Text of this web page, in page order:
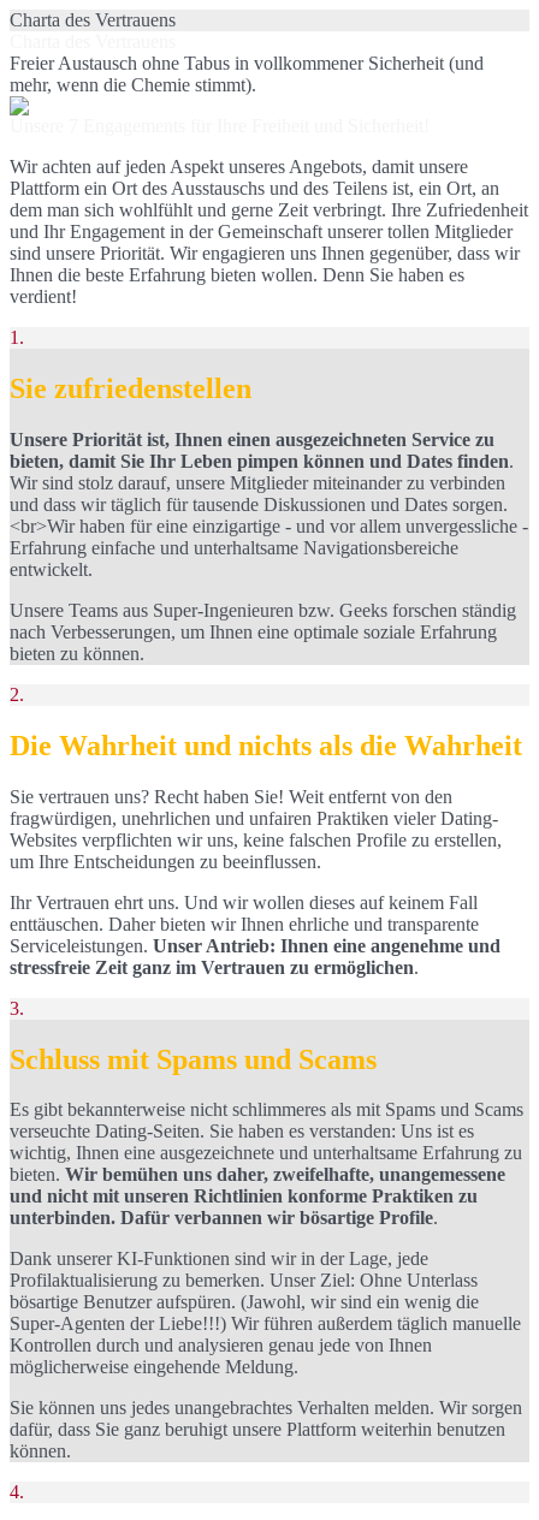
Charta des Vertrauens
Freier Austausch ohne Tabus in vollkommener Sicherheit (und
mehr, wenn die Chemie stimmt).
Wir achten auf jeden Aspekt unseres Angebots, damit unsere
Plattform ein Ort des Ausstauschs und des Teilens ist, ein Ort, an
dem man sich wohlfühlt und gerne Zeit verbringt. Ihre Zufriedenheit
und Ihr Engagement in der Gemeinschaft unserer tollen Mitglieder
sind unsere Priorität. Wir engagieren uns Ihnen gegenüber, dass wir
Ihnen die beste Erfahrung bieten wollen. Denn Sie haben es
verdient!
1.
Sie zufriedenstellen
Unsere Priorität ist, Ihnen einen ausgezeichneten Service zu
bieten, damit Sie Ihr Leben pimpen können und Dates finden.
Wir sind stolz darauf, unsere Mitglieder miteinander zu verbinden
und dass wir täglich für tausende Diskussionen und Dates sorgen.
<br>Wir haben für eine einzigartige - und vor allem unvergessliche -
Erfahrung einfache und unterhaltsame Navigationsbereiche
entwickelt.
Unsere Teams aus Super-Ingenieuren bzw. Geeks forschen ständig
nach Verbesserungen, um Ihnen eine optimale soziale Erfahrung
bieten zu können.
2.
Die Wahrheit und nichts als die Wahrheit
Sie vertrauen uns? Recht haben Sie! Weit entfernt von den
fragwürdigen, unehrlichen und unfairen Praktiken vieler Dating-
Websites verpflichten wir uns, keine falschen Profile zu erstellen,
um Ihre Entscheidungen zu beeinflussen.
Ihr Vertrauen ehrt uns. Und wir wollen dieses auf keinem Fall
enttäuschen. Daher bieten wir Ihnen ehrliche und transparente
Serviceleistungen. Unser Antrieb: Ihnen eine angenehme und
stressfreie Zeit ganz im Vertrauen zu ermöglichen.
3.
Schluss mit Spams und Scams
Es gibt bekannterweise nicht schlimmeres als mit Spams und Scams
verseuchte Dating-Seiten. Sie haben es verstanden: Uns ist es
wichtig, Ihnen eine ausgezeichnete und unterhaltsame Erfahrung zu
bieten. Wir bemühen uns daher, zweifelhafte, unangemessene
und nicht mit unseren Richtlinien konforme Praktiken zu
unterbinden. Dafür verbannen wir bösartige Profile.
Dank unserer KI-Funktionen sind wir in der Lage, jede
Profilaktualisierung zu bemerken. Unser Ziel: Ohne Unterlass
bösartige Benutzer aufspüren. (Jawohl, wir sind ein wenig die
Super-Agenten der Liebe!!!) Wir führen außerdem täglich manuelle
Kontrollen durch und analysieren genau jede von Ihnen
möglicherweise eingehende Meldung.
Sie können uns jedes unangebrachtes Verhalten melden. Wir sorgen
dafür, dass Sie ganz beruhigt unsere Plattform weiterhin benutzen
können.
4.